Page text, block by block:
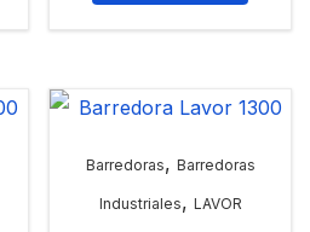
Barredoras, Barredoras
Industriales, LAVOR